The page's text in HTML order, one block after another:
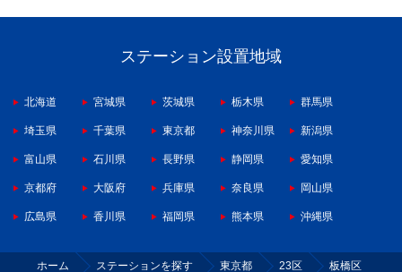
ステーション設置地域
北海道 宮城県 茨城県 栃木県 群馬県
埼玉県 千葉県 東京都 神奈川県 新潟県
富山県 石川県 長野県 静岡県 愛知県
京都府 大阪府 兵庫県 奈良県 岡山県
広島県 香川県 福岡県 熊本県 沖縄県
ホーム ステーションを探す 東京都 23区 板橋区